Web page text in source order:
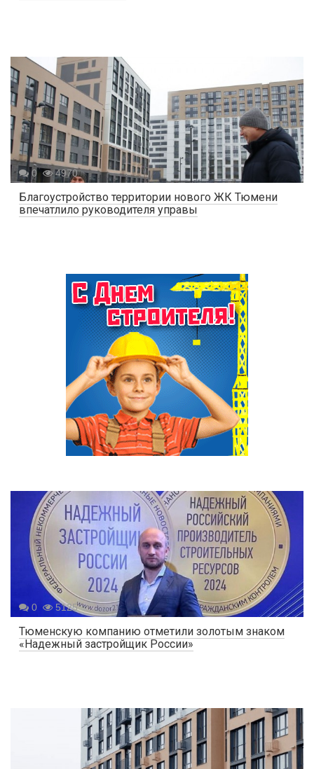
Благоустройство территории нового ЖК Тюмени
впечатлило руководителя управы
0 4970
Тюменскую компанию отметили золотым знаком
«Надежный застройщик России»
0 5125